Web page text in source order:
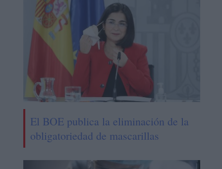
El BOE publica la eliminación de la
obligatoriedad de mascarillas